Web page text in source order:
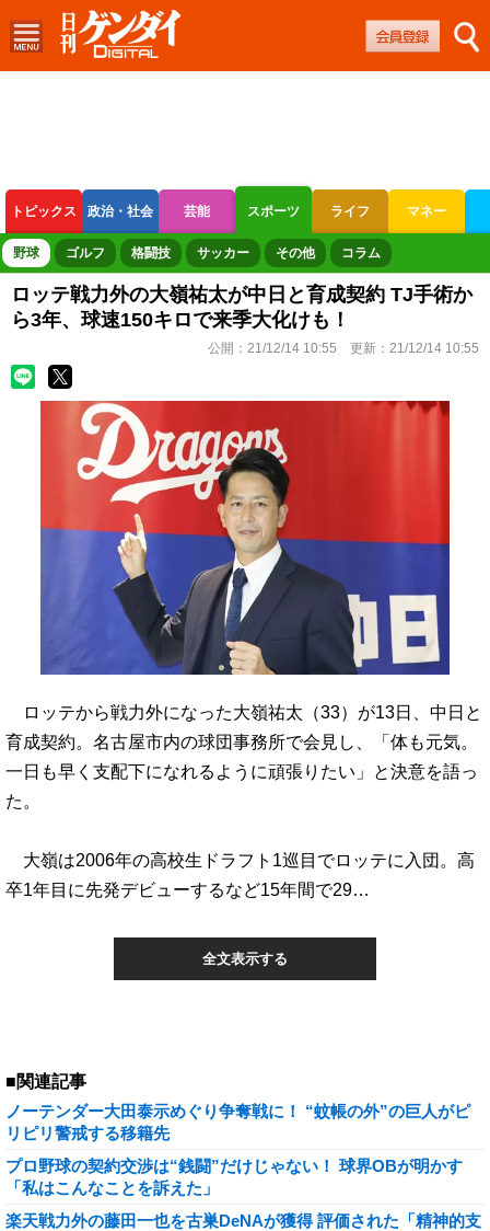
トピックス 政治・社会 芸能 スポーツ ライフ マネー
ボートレース 競輪 オートレース
野球 ゴルフ 格闘技 サッカー その他 コラム
ロッテ戦力外の大嶺祐太が中日と育成契約 TJ手術か
ら3年、球速150キロで来季大化けも！
公開： 21/12/14 10:55 更新： 21/12/14 10:55
ロッテから戦力外になった大嶺祐太（33）が13日、中日と
育成契約。名古屋市内の球団事務所で会見し、「体も元気。
一日も早く支配下になれるように頑張りたい」と決意を語っ
た。
大嶺は2006年の高校生ドラフト1巡目でロッテに入団。高
卒1年目に先発デビューするなど15年間で29…
全文表示する
■関連記事
ノーテンダー大田泰示めぐり争奪戦に！ “蚊帳の外”の巨人がピ
リピリ警戒する移籍先
プロ野球の契約交渉は“銭闘”だけじゃない！ 球界OBが明かす
「私はこんなことを訴えた」
楽天戦力外の藤田一也を古巣DeNAが獲得 評価された「精神的支